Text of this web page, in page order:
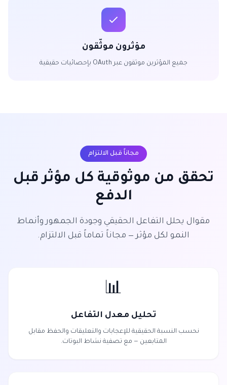
مؤثرون موثّقون
جميع المؤثرين موثقون عبر OAuth بإحصائيات حقيقية
مجاناً قبل الالتزام
تحقق من موثوقية كل مؤثر قبل
الدفع
مقوال يحلل التفاعل الحقيقي وجودة الجمهور وأنماط
النمو لكل مؤثر — مجاناً تماماً قبل الالتزام.
📊
تحليل معدل التفاعل
نحسب النسبة الحقيقية للإعجابات والتعليقات والحفظ مقابل
المتابعين — مع تصفية نشاط البوتات.